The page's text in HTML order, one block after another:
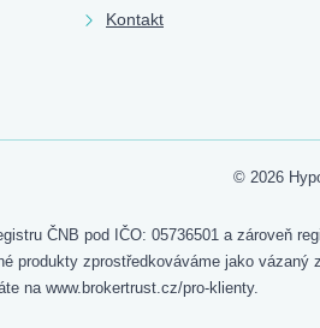
Kontakt
© 2026
ČNB pod IČO: 05736501 a zároveň
produkty zprostředkováváme jako
na www.brokertrust.cz/pro-klienty.